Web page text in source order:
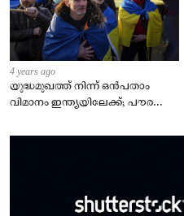
4 years ago
യുദ്ധമുഖത്ത് നിന്ന് ഒൻപതാം
വിമാനം ഇന്ത്യയിലേക്ക്; പൗരന്മാർ
– കേന്ദ്രം